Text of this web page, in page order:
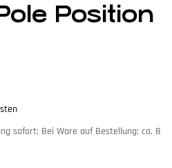
Position
sofort; Bei Ware auf Bestellung; ca. 8